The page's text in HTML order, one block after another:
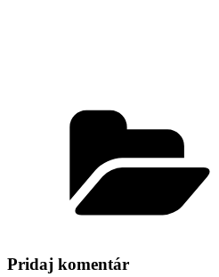
Pridaj komentár